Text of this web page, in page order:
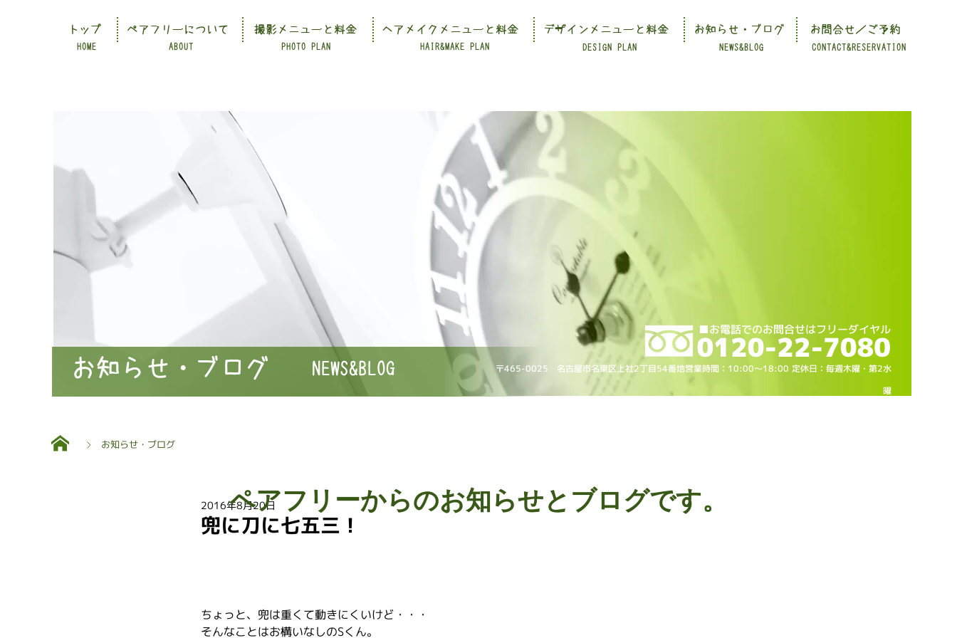
CONTACT&RESERVATION
HOME ABOUT PHOTO PLAN HAIR&MAKE PLAN DESIGN PLAN NEWS&BLOG
トップ ペアフリーについて 撮影メニューと料金 ヘアメイクメニューと料金 デザインメニューと料金 お知らせ・ブログ お問合せ／ご予約
〒465-0025 名古屋市名東区上社2丁目54番地営業時間：10:00～18:00 定休日：毎週木曜・第2水
曜
NEWS&BLOG
お知らせ・ブログ
お知らせ・ブログ
兜に刀に七五三！
2016年8月20日
ちょっと、兜は重くて動きにくいけど・・・
そんなことはお構いなしのSくん。
ペアフリーからのお知らせとブログです。